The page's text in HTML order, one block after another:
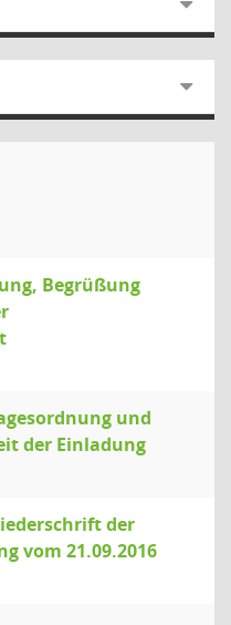
Begrüßung
und
der Einladung
der
vom 21.09.2016